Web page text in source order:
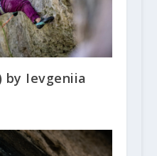
by Ievgeniia